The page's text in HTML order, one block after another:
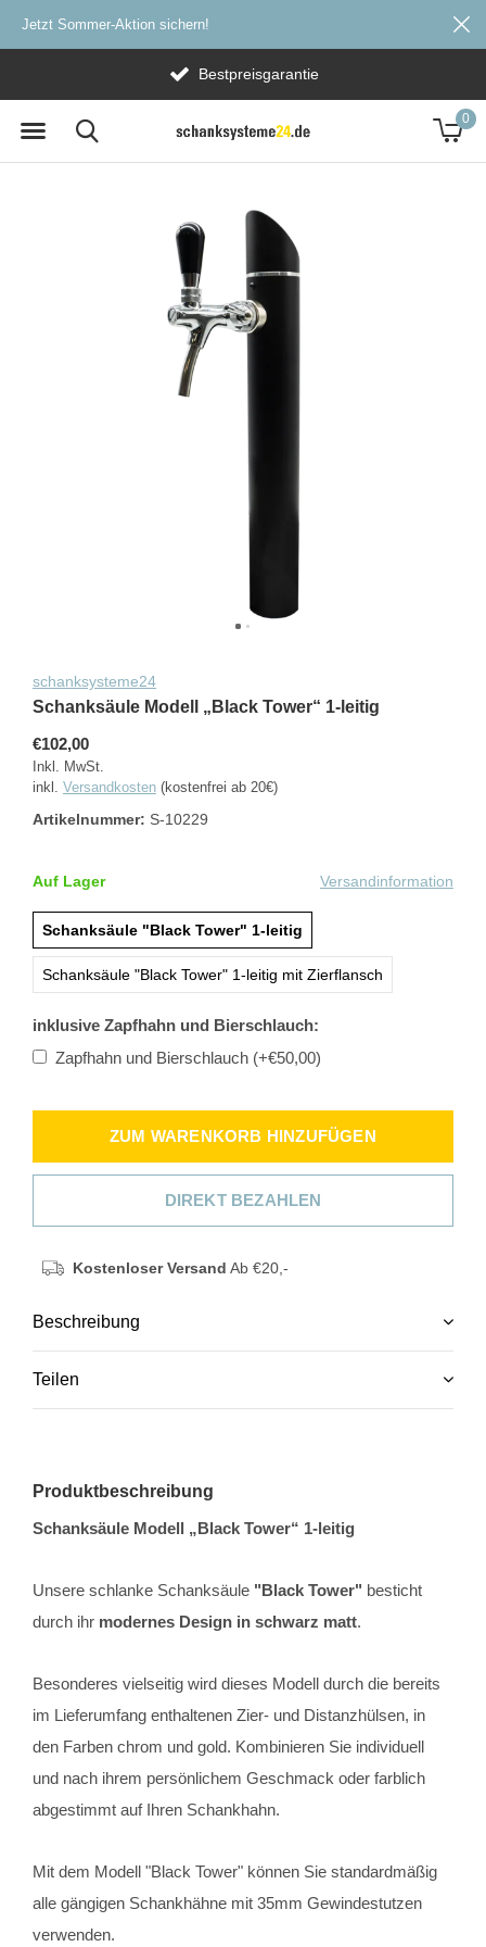
0
Bestpreisgarantie
Jetzt Sommer-Aktion sichern!
schanksysteme24
Schanksäule Modell „Black Tower“ 1-leitig
€102,00
Inkl. MwSt.
inkl. Versandkosten (kostenfrei ab 20€)
Artikelnummer: S-10229
Auf Lager Versandinformation
Schanksäule "Black Tower" 1-leitig
Schanksäule "Black Tower" 1-leitig mit Zierflansch
inklusive Zapfhahn und Bierschlauch:
Zapfhahn und Bierschlauch (+€50,00)
ZUM WARENKORB HINZUFÜGEN
DIREKT BEZAHLEN
Kostenloser Versand Ab €20,-
Beschreibung
Teilen
Produktbeschreibung
Schanksäule Modell „Black Tower“ 1-leitig
Unsere schlanke Schanksäule "Black Tower" besticht
durch ihr modernes Design in schwarz matt.
Besonderes vielseitig wird dieses Modell durch die bereits
im Lieferumfang enthaltenen Zier- und Distanzhülsen, in
den Farben chrom und gold. Kombinieren Sie individuell
und nach ihrem persönlichem Geschmack oder farblich
abgestimmt auf Ihren Schankhahn.
Mit dem Modell "Black Tower" können Sie standardmäßig
alle gängigen Schankhähne mit 35mm Gewindestutzen
verwenden.